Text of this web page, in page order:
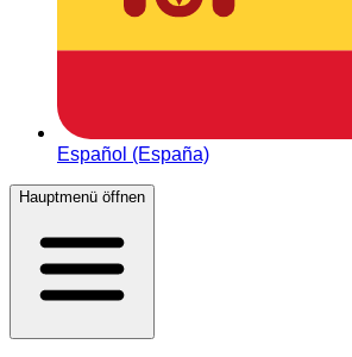
Español (España)
Hauptmenü öffnen